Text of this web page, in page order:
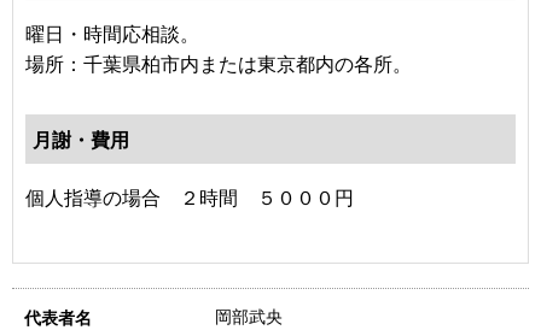
曜日・時間応相談。
場所：千葉県柏市内または東京都内の各所。
月謝・費用
個人指導の場合 ２時間 ５０００円
代表者名 岡部武央